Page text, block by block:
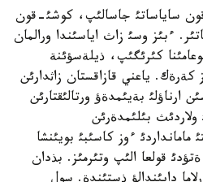
ساياساتئ جاسالئپ، كوشئ-قون
ءبئز وسئ زاث اياسئندا ورالمان
كئرئگئپ، ذيلةسؤئنة
ياعني قازاقستان زاثدارئن
بةيئمدةؤ ورتالئقتارئن
ولاردئث بئلئمدةرئن
ءوز كاسئبئ بويئنشا
قولعا الئپ وتئرمئز. بذدان